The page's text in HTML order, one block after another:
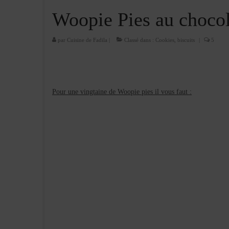
Woopie Pies au
par Cuisine de Fadila Classé dans : Cookies, biscuits 5
Pour une vingtaine de Woopie pies il vous faut :